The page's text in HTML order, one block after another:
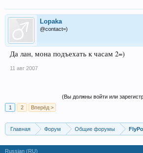
Lopaka
@contact=)
Да лан, мона подъехать к часам 2=)
11 авг 2007
(Вы должны войти или
1
2 Вперёд >
Главная Форум Общие форумы
Russian (RU)